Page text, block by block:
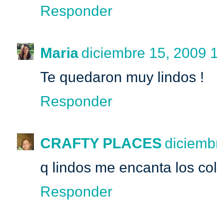
Responder
Maria diciembre 15, 2009
Te quedaron muy lindos !
Responder
CRAFTY PLACES
q lindos me encanta los
Responder